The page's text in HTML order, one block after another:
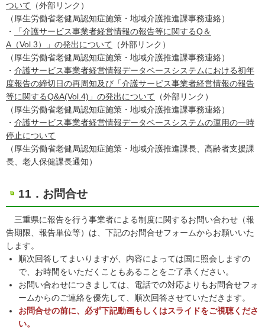
ついて （外部リンク）
（厚生労働省老健局認知症施策・地域介護推進課事務連絡）
・
「介護サービス事業者経営情報の報告等に関するQ＆
A（Vol.3）」の発出について （外部リンク）
（厚生労働省老健局認知症施策・地域介護推進課事務連絡）
・ 介護サービス事業者経営情報データベースシステムにおける初年
度報告の締切日の再周知及び「介護サービス事業者経営情報の報告
等に関するQ&A(Vol.4)」の発出について （外部リンク）
（厚生労働省老健局認知症施策・地域介護推進課事務連絡）
・ 介護サービス事業者経営情報データベースシステムの運用の一時
停止について
（厚生労働省老健局認知症施策・地域介護推進課長、高齢者支援課
長、老人保健課長通知）
11．お問合せ
三重県に報告を行う事業者による制度に関するお問い合わせ（報
告期限、報告単位等）は、下記のお問合せフォームからお願いいた
します。
順次回答してまいりますが、内容によっては国に照会しますの
で、お時間をいただくこともあることをご了承ください。
お問い合わせにつきましては、電話での対応よりもお問合せフォ
ームからのご連絡を優先して、順次回答させていただきます。
お問合せの前に、必ず下記動画もしくはスライドをご視聴くださ
い。